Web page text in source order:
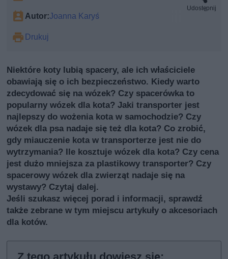
Autor:Joanna Karyś
Drukuj
Udostępnij
Niektóre koty lubią spacery, ale ich właściciele
obawiają się o ich bezpieczeństwo. Kiedy warto
zdecydować się na wózek? Czy spacerówka to
popularny wózek dla kota? Jaki transporter jest
najlepszy do wożenia kota w samochodzie? Czy
wózek dla psa nadaje się też dla kota? Co zrobić,
gdy miauczenie kota w transporterze jest nie do
wytrzymania? Ile kosztuje wózek dla kota? Czy cena
jest dużo mniejsza za plastikowy transporter? Czy
spacerowy wózek dla zwierząt nadaje się na
wystawy? Czytaj dalej.
Jeśli szukasz więcej porad i informacji, sprawdź
także zebrane w tym miejscu artykuły o akcesoriach
dla kotów.